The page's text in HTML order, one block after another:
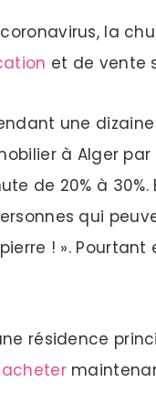
la
et de vente
une
à Alger
de 20% à
qui
! ».
résidence
acheter